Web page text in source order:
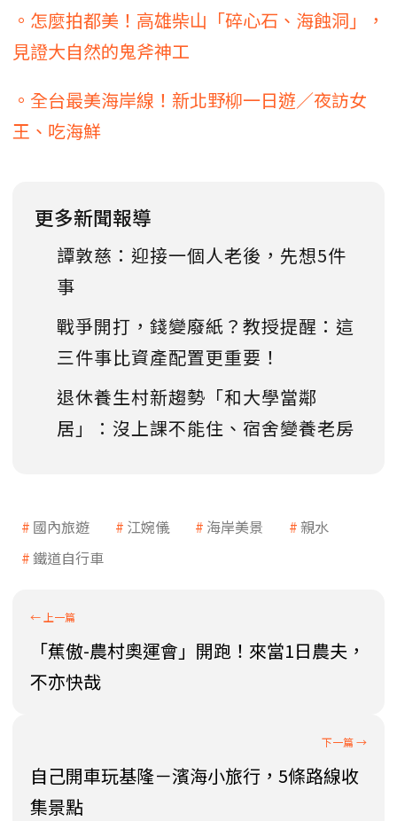
。怎麼拍都美！高雄柴山「碎心石、海蝕洞」，
見證大自然的鬼斧神工
。全台最美海岸線！新北野柳一日遊／夜訪女
王、吃海鮮
更多新聞報導
譚敦慈：迎接一個人老後，先想5件
事
戰爭開打，錢變廢紙？教授提醒：這
三件事比資產配置更重要！
退休養生村新趨勢「和大學當鄰
居」：沒上課不能住、宿舍變養老房
國內旅遊 江婉儀 海岸美景
親水
鐵道自行車
「蕉傲-農村奧運會」開跑！來當1日農夫，
不亦快哉
自己開車玩基隆－濱海小旅行，5條路線收
集景點